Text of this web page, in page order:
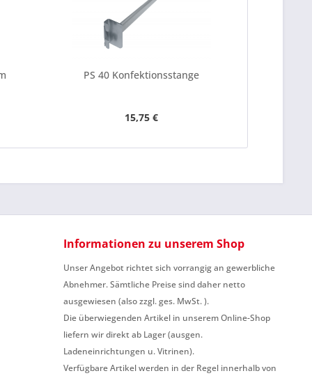
PS 40 Konfektionsstange
15,75 €
Informationen zu unserem Shop
Unser Angebot richtet sich vorrangig an gewerbliche
Abnehmer. Sämtliche Preise sind daher netto
ausgewiesen (also zzgl. ges. MwSt. ).
Die überwiegenden Artikel in unserem Online-Shop
liefern wir direkt ab Lager (ausgen.
Ladeneinrichtungen u. Vitrinen).
Verfügbare Artikel werden in der Regel innerhalb von